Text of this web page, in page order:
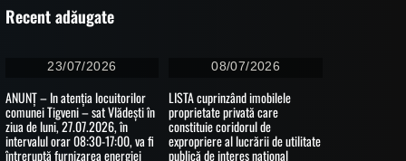
Recent adăugate
23/07/2026
ANUNȚ – In atenția locuitorilor
comunei Tigveni – sat Vlădești în
ziua de luni, 27.07.2026, în
intervalul orar 08:30-17:00, va fi
întreruptă furnizarea energiei
08/07/2026
LISTA cuprinzând imobilele
proprietate privată care
constituie coridorul de
expropriere al lucrării de utilitate
publică de interes național